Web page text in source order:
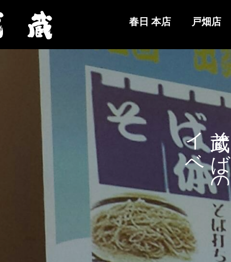
春日 本店 戸畑店
ば
の
イ
ベ
ン
ト